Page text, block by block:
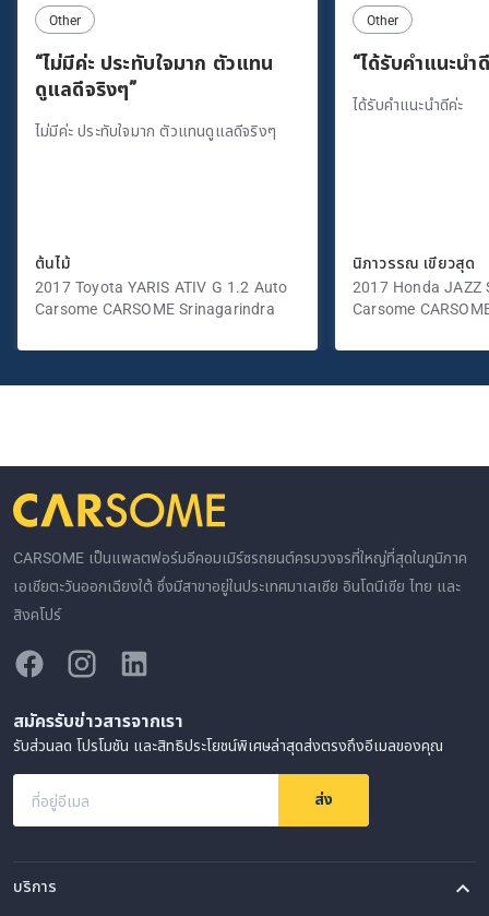
Other
“ไม่มีค่ะ ประทับใจมาก ตัวแทน
ดูแลดีจริงๆ”
ไม่มีค่ะ ประทับใจมาก ตัวแทนดูแลดีจริงๆ
ต้นไม้
2017 Toyota YARIS ATIV G 1.2 Auto
Carsome CARSOME Srinagarindra
Other
“ได้รับคำแนะนำ
ได้รับคำแนะนำดีค่ะ
นิภาวรรณ เขียวสุด
2017 Honda JAZZ
Carsome
CARSOME เป็นแพลตฟอร์มอีคอมเมิร์ซรถยนต์ครบวงจรที่ใหญ่ที่สุดในภูมิภาค
เอเชียตะวันออกเฉียงใต้ ซึ่งมีสาขาอยู่ในประเทศมาเลเซีย อินโดนีเซีย ไทย และ
สิงคโปร์
สมัครรับข่าวสารจากเรา
รับส่วนลด โปรโมชัน และสิทธิประโยชน์พิเศษล่าสุดส่งตรงถึงอีเมลของคุณ
ที่อยู่อีเมล ส่ง
บริการ